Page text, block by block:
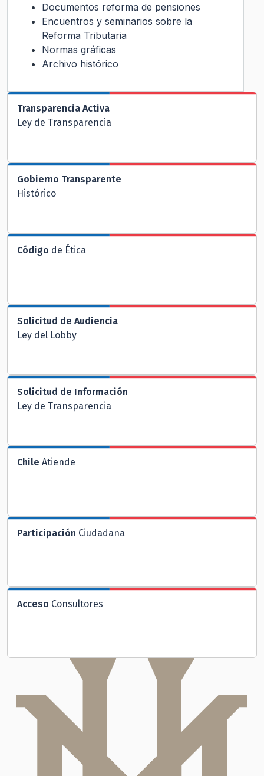
Documentos reforma de pensiones
Encuentros y seminarios sobre la
Reforma Tributaria
Normas gráficas
Archivo histórico
Transparencia Activa
Ley de Transparencia
Gobierno Transparente
Histórico
Código de Ética
Solicitud de Audiencia
Ley del Lobby
Solicitud de Información
Ley de Transparencia
Chile Atiende
Participación Ciudadana
Acceso Consultores